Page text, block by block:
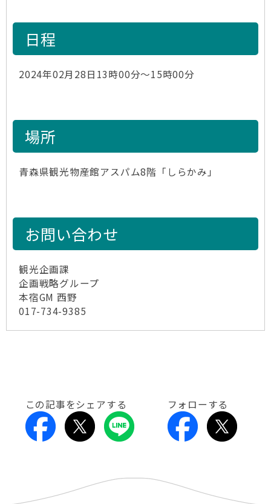
日程
2024年02月28日13時00分～15時00分
場所
青森県観光物産館アスパム8階「しらかみ」
お問い合わせ
観光企画課
企画戦略グループ
本宿GM 西野
017-734-9385
この記事をシェアする フォローする